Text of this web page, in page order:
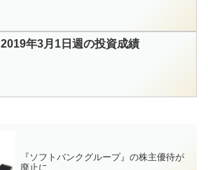
2019年3月1日週の投資成績
『ソフトバンクグループ』の株主優待が
廃止に